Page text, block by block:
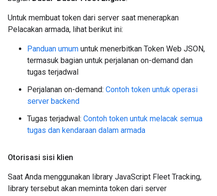
Untuk membuat token dari server saat menerapkan
Pelacakan armada, lihat berikut ini:
Panduan umum untuk menerbitkan Token Web JSON,
termasuk bagian untuk perjalanan on-demand dan
tugas terjadwal
Perjalanan on-demand: Contoh token untuk operasi
server backend
Tugas terjadwal: Contoh token untuk melacak semua
tugas dan kendaraan dalam armada
Otorisasi sisi klien
Saat Anda menggunakan library JavaScript Fleet Tracking,
library tersebut akan meminta token dari server